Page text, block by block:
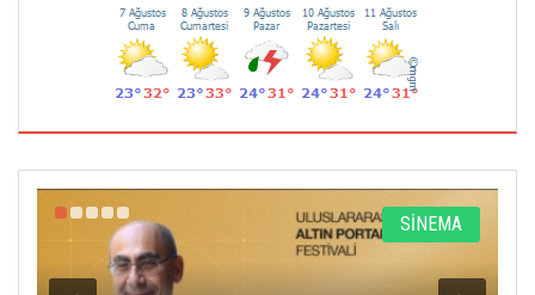
SİNEMA